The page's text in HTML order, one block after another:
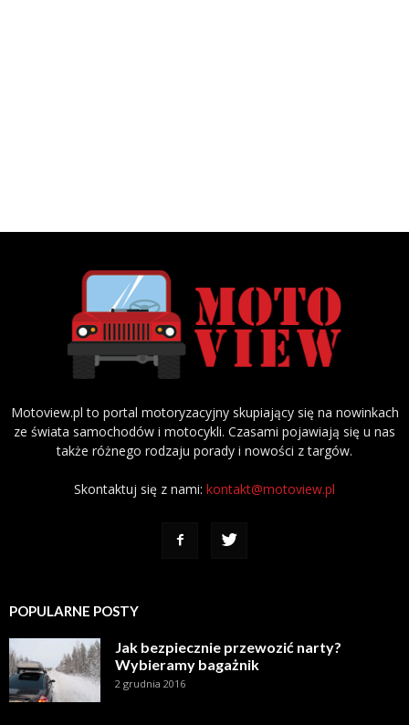
Motoview.pl to portal motoryzacyjny skupiający się na nowinkach
ze świata samochodów i motocykli. Czasami pojawiają się u nas
także różnego rodzaju porady i nowości z targów.
Skontaktuj się z nami: kontakt@motoview.pl
POPULARNE POSTY
Jak bezpiecznie przewozić narty?
Wybieramy bagażnik
2 grudnia 2016